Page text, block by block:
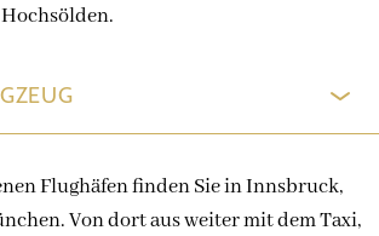
Flughäfen finden Sie in Innsbruck,
Von dort aus weiter mit dem Taxi,